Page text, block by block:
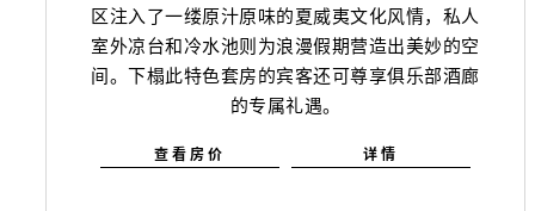
区注入了一缕原汁原味的夏威夷文化风情，私人
室外凉台和冷水池则为浪漫假期营造出美妙的空
间。下榻此特色套房的宾客还可尊享俱乐部酒廊
的专属礼遇。
查看房价 详情